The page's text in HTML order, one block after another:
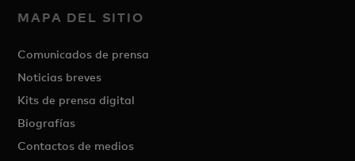
MAPA DEL SITIO
Comunicados de prensa
Noticias breves
Kits de prensa digital
Biografías
Contactos de medios